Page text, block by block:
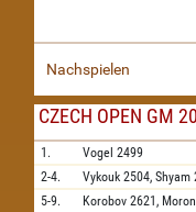
Nachspielen
CZECH OPEN GM
1. Vogel 2499
2-4.
Vykouk 2504, Shyam
5-9.
Korobov 2621,